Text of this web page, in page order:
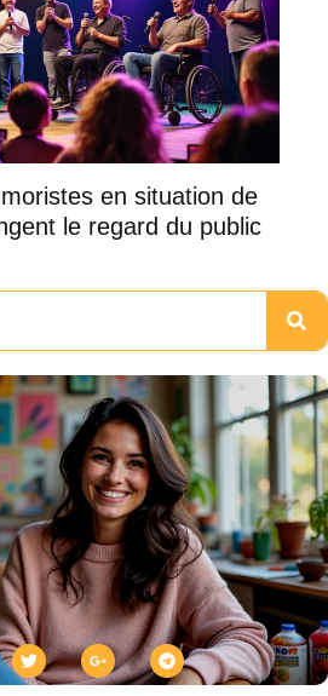
en situation de
le regard du public